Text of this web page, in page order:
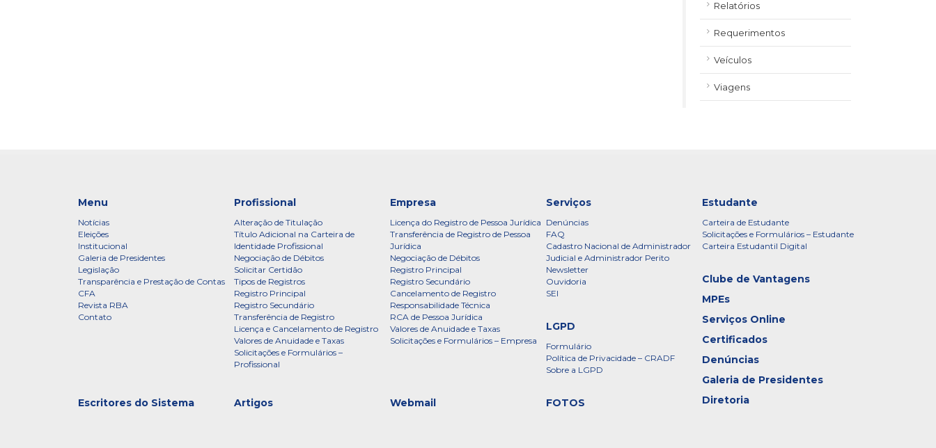
Relatórios
Requerimentos
Veículos
Viagens
Menu
Notícias
Eleições
Institucional
Galeria de Presidentes
Legislação
Transparência e Prestação de Contas
CFA
Revista RBA
Contato
Profissional
Alteração de Titulação
Título Adicional na Carteira de
Identidade Profissional
Negociação de Débitos
Solicitar Certidão
Tipos de Registros
Registro Principal
Registro Secundário
Transferência de Registro
Licença e Cancelamento de Registro
Valores de Anuidade e Taxas
Solicitações e Formulários –
Profissional
Empresa
Licença do Registro de Pessoa Jurídica
Transferência de Registro de Pessoa
Jurídica
Negociação de Débitos
Registro Principal
Registro Secundário
Cancelamento de Registro
Responsabilidade Técnica
RCA de Pessoa Jurídica
Valores de Anuidade e Taxas
Solicitações e Formulários – Empresa
Serviços
Denúncias
FAQ
Cadastro Nacional de Administrador
Judicial e Administrador Perito
Newsletter
Ouvidoria
SEI
Estudante
Carteira de Estudante
Solicitações e Formulários – Estudante
Carteira Estudantil Digital
Clube de Vantagens
MPEs
Serviços Online
LGPD
Formulário
Política de Privacidade – CRADF
Sobre a LGPD
Certificados
Denúncias
Galeria de Presidentes
Diretoria
FOTOS
Webmail
Artigos
Escritores do Sistema